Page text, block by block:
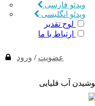
ویدئو فارسی
ویدئو انگلیسی
عضویت / ورود
آب قلیایی